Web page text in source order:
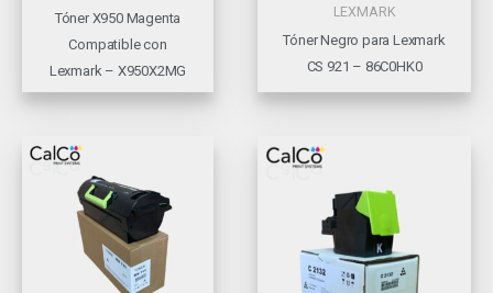
Tóner X950 Magenta
Compatible con
Lexmark – X950X2MG
LEXMARK
Tóner Negro para Lexmark
CS 921 – 86C0HK0